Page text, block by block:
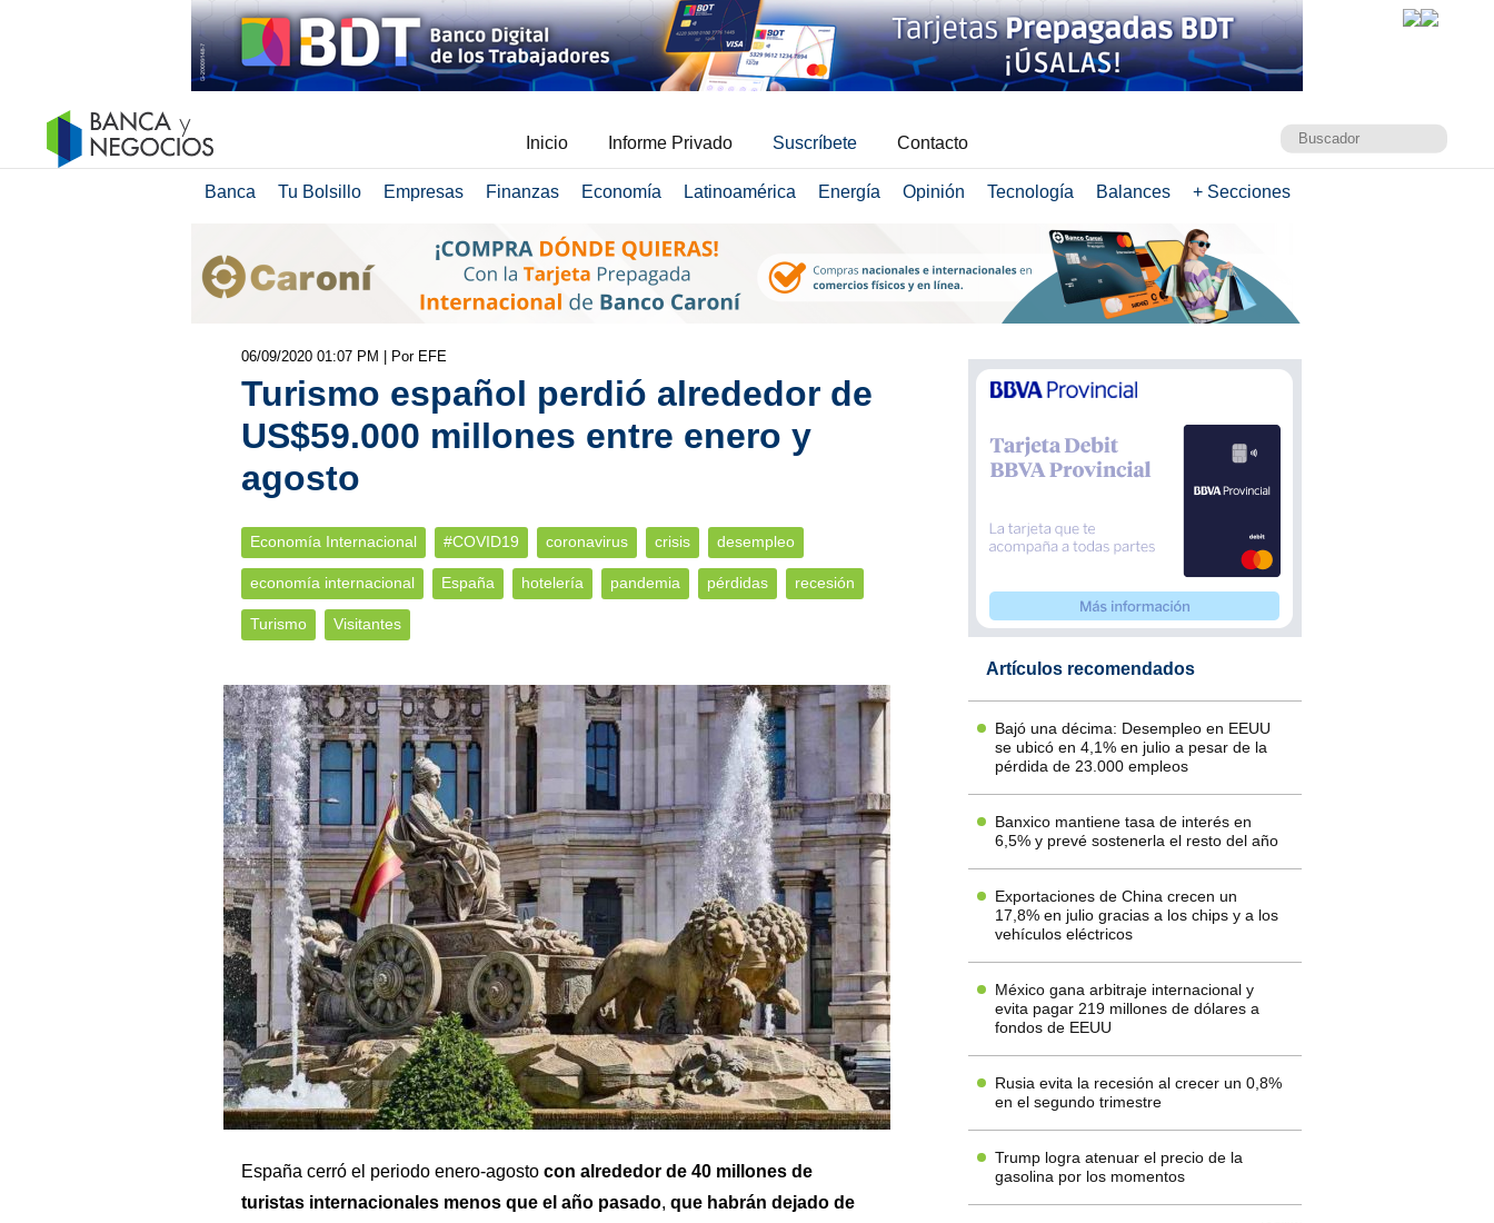
Inicio Informe Privado Suscríbete Contacto
Banca Tu Bolsillo Empresas Finanzas Economía Latinoamérica Energía Opinión Tecnología Balances + Secciones
06/09/2020 01:07 PM | Por EFE
Turismo español perdió alrededor de
US$59.000 millones entre enero y
agosto
Economía Internacional #COVID19 coronavirus crisis desempleo
economía internacional España hotelería pandemia pérdidas recesión
Turismo Visitantes
España cerró el periodo enero-agosto con alrededor de 40 millones de
turistas internacionales menos que el año pasado, que habrán dejado de
Artículos recomendados
Bajó una décima: Desempleo en EEUU
se ubicó en 4,1% en julio a pesar de la
pérdida de 23.000 empleos
Banxico mantiene tasa de interés en
6,5% y prevé sostenerla el resto del año
Exportaciones de China crecen un
17,8% en julio gracias a los chips y a los
vehículos eléctricos
México gana arbitraje internacional y
evita pagar 219 millones de dólares a
fondos de EEUU
Rusia evita la recesión al crecer un 0,8%
en el segundo trimestre
Trump logra atenuar el precio de la
gasolina por los momentos